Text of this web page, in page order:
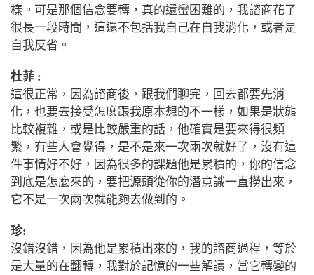
樣。可是那個信念要轉，真的還蠻困難的，我諮商花了
很長一段時間，這還不包括我自己在自我消化，或者是
自我反省。
杜菲 :
這很正常，因為諮商後，跟我們聊完，回去都要先消
化，也要去接受怎麼跟我原本想的不一樣，如果是狀態
比較複雜，或是比較嚴重的話，他確實是要來得很頻
繁，有些人會覺得，是不是來一次兩次就好了，沒有這
件事情好不好，因為很多的課題他是累積的，你的信念
到底是怎麼來的，要把源頭從你的潛意識一直撈出來，
它不是一次兩次就能夠去做到的。
珍:
沒錯沒錯，因為他是累積出來的，我的諮商過程，等於
是大量的在翻轉，我對於記憶的一些解讀，當它轉變的